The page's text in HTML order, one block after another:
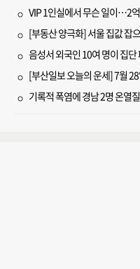
VIP 1인실에서 무슨 일이…2
[부동산 양극화] 서울 집값 잡
음성서 외국인 10여 명이 집
[부산일보 오늘의 운세] 7월
기록적 폭염에 경남 2명 온열